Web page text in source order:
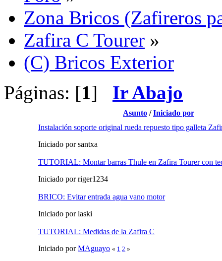
Zona Bricos (Zafireros
Zafira C Tourer »
(C) Bricos Exterior
Páginas: [1] Ir Abajo
Asunto /Iniciado por
Instalación soporte original rueda repuesto tipo galleta
Iniciado por santxa
TUTORIAL: Montar barras Thule en Zafira Tourer con
Iniciado por riger1234
BRICO: Evitar entrada agua vano motor
Iniciado por laski
TUTORIAL: Medidas de la Zafira C
Iniciado porMAguayo « 1 2 »